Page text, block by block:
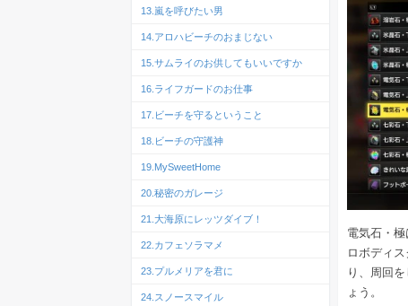
電気石・
ロボディ
り、周回
ょう。
13.嵐を呼びたい男
14.アロハビーチのおまじない
15.サムライのお供してもいいですか
16.ライフガードのお仕事
17.ビーチを守るということ
18.ビーチの守護神
19.MySweetHome
20.秘密のガレージ
21.大海原にレッツダイブ！
22.カフェソラマメ
23.プルメリアを君に
24.スノースマイル